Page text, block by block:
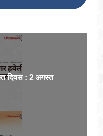
दिवस : 2 अगस्त